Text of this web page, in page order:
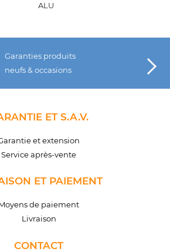
ALU
Garanties produits
neufs & occasions
ET S.A.V.
et extension
Service après-vente
ET PAIEMENT
de paiement
Livraison
CONTACT